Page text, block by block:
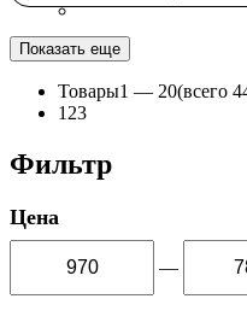
Показать еще
Товары1 — 20(всего
1 23
Фильтр
Цена
—